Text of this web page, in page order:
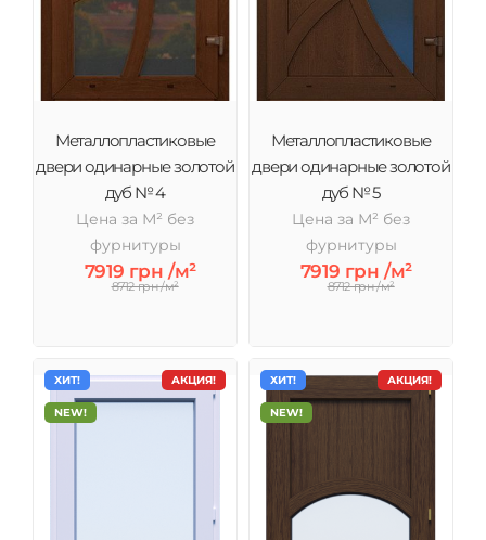
Металлопластиковые
двери одинарные золотой
дуб № 4
Цена за М² без
фурнитуры
7919 грн /м²
8712 грн /м²
Металлопластиковые
двери одинарные золотой
дуб № 5
Цена за М² без
фурнитуры
7919 грн /м²
8712 грн /м²
АКЦИЯ!
ХИТ!
NEW!
АКЦИЯ!
ХИТ!
NEW!